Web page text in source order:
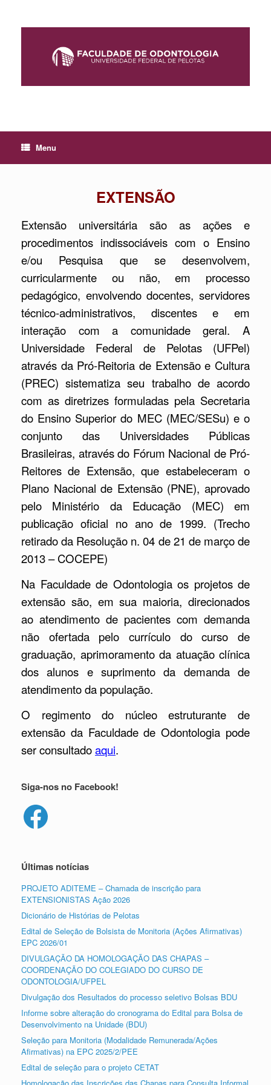
content
Menu
EXTENSÃO
Extensão universitária são as ações e
procedimentos indissociáveis com o Ensino
e/ou Pesquisa que se desenvolvem,
curricularmente ou não, em processo
pedagógico, envolvendo docentes, servidores
técnico-administrativos, discentes e em
interação com a comunidade geral. A
Universidade Federal de Pelotas (UFPel)
através da Pró-Reitoria de Extensão e Cultura
(PREC) sistematiza seu trabalho de acordo
com as diretrizes formuladas pela Secretaria
do Ensino Superior do MEC (MEC/SESu) e o
conjunto das Universidades Públicas
Brasileiras, através do Fórum Nacional de Pró-
Reitores de Extensão, que estabeleceram o
Plano Nacional de Extensão (PNE), aprovado
pelo Ministério da Educação (MEC) em
publicação oficial no ano de 1999. (Trecho
retirado da Resolução n. 04 de 21 de março de
2013 – COCEPE)
Na Faculdade de Odontologia os projetos de
extensão são, em sua maioria, direcionados
ao atendimento de pacientes com demanda
não ofertada pelo currículo do curso de
graduação, aprimoramento da atuação clínica
dos alunos e suprimento da demanda de
atendimento da população.
O regimento do núcleo estruturante de
extensão da Faculdade de Odontologia pode
ser consultadoaqui.
Siga-nos no Facebook!
Facebook
Últimas notícias
PROJETO ADITEME – Chamada de inscrição para
EXTENSIONISTAS Ação 2026
Dicionário de Histórias de Pelotas
Edital de Seleção de Bolsista de Monitoria (Ações Afirmativas)
EPC 2026/01
DIVULGAÇÃO DA HOMOLOGAÇÃO DAS CHAPAS –
COORDENAÇÃO DO COLEGIADO DO CURSO DE
ODONTOLOGIA/UFPEL
Divulgação dos Resultados do processo seletivo Bolsas BDU
Informe sobre alteração do cronograma do Edital para Bolsa de
Desenvolvimento na Unidade (BDU)
Seleção para Monitoria (Modalidade Remunerada/Ações
Afirmativas) na EPC 2025/2/PEE
Edital de seleção para o projeto CETAT